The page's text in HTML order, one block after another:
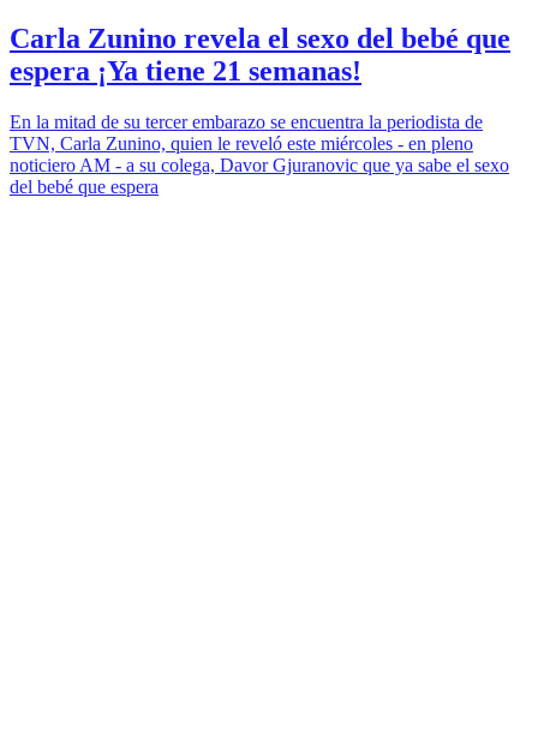
Carla Zunino revela el sexo del bebé que
espera ¡Ya tiene 21 semanas!
En la mitad de su tercer embarazo se encuentra la periodista de
TVN, Carla Zunino, quien le reveló este miércoles - en pleno
noticiero AM - a su colega, Davor Gjuranovic que ya sabe el sexo
del bebé que espera